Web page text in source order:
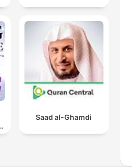
Saad al-Ghamdi